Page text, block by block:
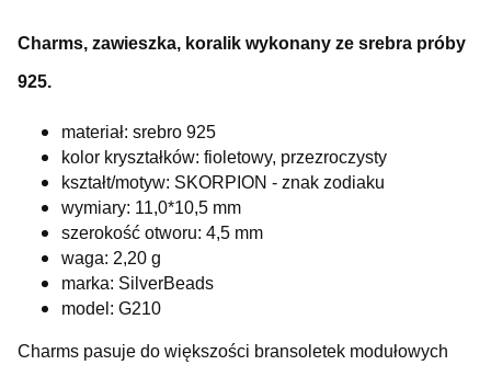
Charms, zawieszka, koralik wykonany ze srebra próby
925.
materiał: srebro 925
kolor kryształków: fioletowy, przezroczysty
kształt/motyw: SKORPION - znak zodiaku
wymiary: 11,0*10,5 mm
szerokość otworu: 4,5 mm
waga: 2,20 g
marka: SilverBeads
model: G210
Charms pasuje do większości bransoletek modułowych